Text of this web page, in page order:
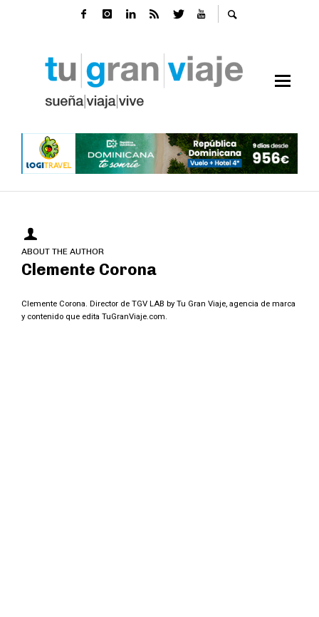
ABOUT THE AUTHOR
Clemente Corona
Clemente Corona. Director de TGV LAB by Tu Gran Viaje, agencia de marca
y contenido que edita TuGranViaje.com.